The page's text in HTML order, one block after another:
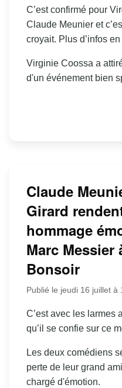
C’est confirmé pour
Claude Meunier et
croyait. Plus d’infos
Virginie Coossa a
d'un événement bien
Claude
Girard
hommage
Marc Messier
Bonsoir
Publié le jeudi 16 juillet à
C’est avec les larmes
qu’il se confie sur ce
Les deux comédiens
perte de leur grand
chargé d'émotion.